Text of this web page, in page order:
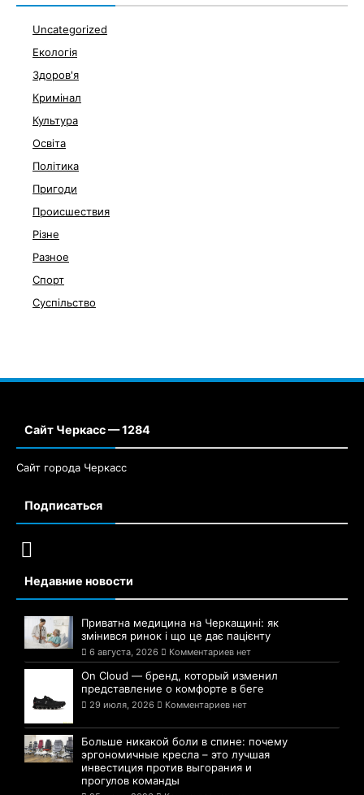
Uncategorized
Екологія
Здоров'я
Кримінал
Культура
Освіта
Політика
Пригоди
Происшествия
Різне
Разное
Спорт
Суспільство
Сайт Черкасс — 1284
Сайт города Черкасс
Подписаться
Недавние новости
Приватна медицина на Черкащині: як
змінився ринок і що це дає пацієнту
6 августа, 2026 Комментариев нет
On Cloud — бренд, который изменил
представление о комфорте в беге
29 июля, 2026 Комментариев нет
Больше никакой боли в спине: почему
эргономичные кресла – это лучшая
инвестиция против выгорания и
прогулов команды